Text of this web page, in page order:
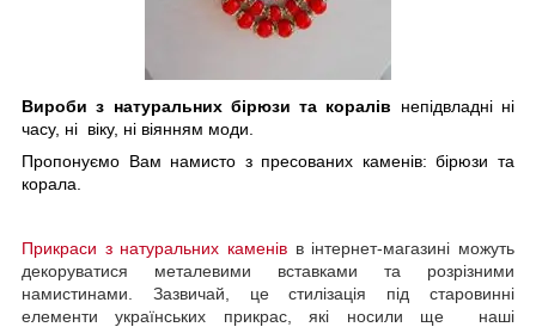
Вироби з натуральних бірюзи та коралів непідвладні ні
часу, ні віку, ні віянням моди.
Пропонуємо Вам намисто з пресованих каменів: бірюзи та
корала.
Прикраси з натуральних каменів в інтернет-магазині можуть
декоруватися металевими вставками та розрізними
намистинами. Зазвичай, це стилізація під старовинні
елементи українських прикрас, які носили ще наші